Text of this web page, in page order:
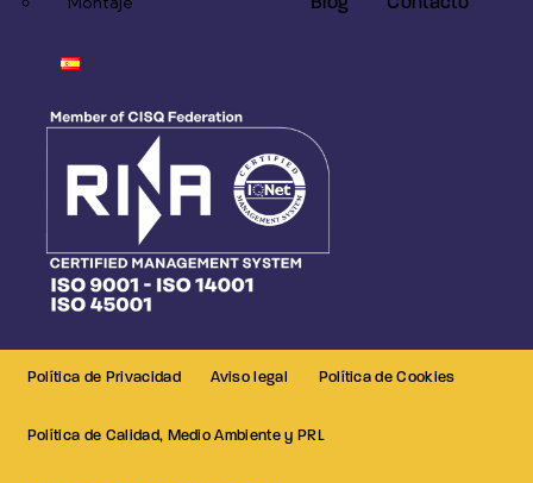
Política de Privacidad Aviso legal Política de Cookies
Política de Calidad, Medio Ambiente y PRL